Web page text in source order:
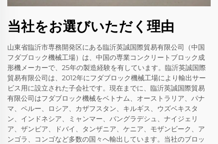
当社をお選びいただく理由
山東省臨沂市専務開発区にある臨沂英誠国際貿易有限公司（中国
フダブロック機械工場）は、中国の専業コンクリートブロック成
形機メーカーで、25年の製造経験を有しています。臨沂英誠国際
貿易有限公司は、2012年にフダブロック機械工場により輸出サー
ビス用に設立された子会社です。現在までに、臨沂英誠国際貿易
有限公司はフダブロック機械をベトナム、オーストラリア、パナ
マ、ペルー、ロシア、カザフスタン、キルギス、ウズベキスタ
ン、インドネシア、ミャンマー、バングラデシュ、ナイジェリ
ア、ザンビア、ドバイ、タンザニア、ケニア、モザンビーク、ア
ンゴラ、コンゴなど多数の国々へ輸出しています。当社のブロッ